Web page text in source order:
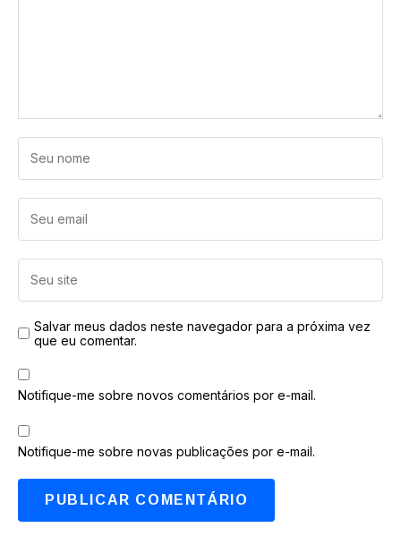
Salvar meus dados neste navegador para a próxima vez
que eu comentar.
Notifique-me sobre novos comentários por e-mail.
Notifique-me sobre novas publicações por e-mail.